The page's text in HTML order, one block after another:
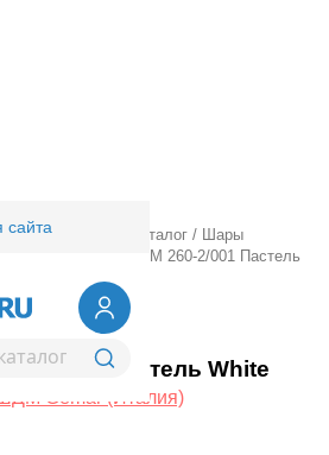
сайта/ Оптовый каталог /
Шары
ШДМ 260-2/001 Пастель
2/001 Пастель White
Gemar (Италия)